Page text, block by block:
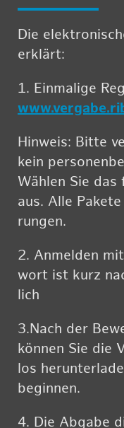
Die
er­klärt:
1. Ein­ma­li­ge
Hin­weis: Bitte
kein
Wäh­len Sie
aus. Alle
run­gen.
2. An­mel­den
wort ist kurz
lich
3.​Nach der
kön­nen Sie die
los
be­gin­nen.
4. Die Ab­ga­be